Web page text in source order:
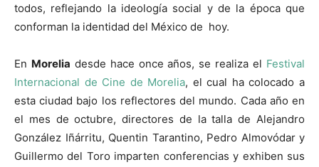
todos, reflejando la ideología social y de la época que
conforman la identidad del México de hoy.
En Morelia desde hace once años, se realiza el Festival
Internacional de Cine de Morelia, el cual ha colocado a
esta ciudad bajo los reflectores del mundo. Cada año en
el mes de octubre, directores de la talla de Alejandro
González Iñárritu, Quentin Tarantino, Pedro Almovódar y
Guillermo del Toro imparten conferencias y exhiben sus